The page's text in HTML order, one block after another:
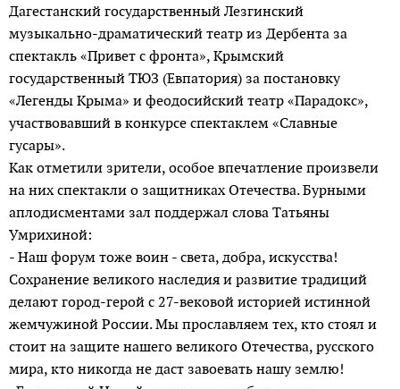
Дагестанский государственный Лезгинский
музыкально-драматический театр из Дербента за
спектакль «Привет с фронта», Крымский
государственный ТЮЗ (Евпатория) за постановку
«Легенды Крыма» и феодосийский театр «Парадокс»,
участвовавший в конкурсе спектаклем «Славные
гусары».
Как отметили зрители, особое впечатление произвели
на них спектакли о защитниках Отечества. Бурными
аплодисментами зал поддержал слова Татьяны
Умрихиной:
- Наш форум тоже воин - света, добра, искусства!
Сохранение великого наследия и развитие традиций
делают город-герой с 27-вековой историей истинной
жемчужиной России. Мы прославляем тех, кто стоял и
стоит на защите нашего великого Отечества, русского
мира, кто никогда не даст завоевать нашу землю!